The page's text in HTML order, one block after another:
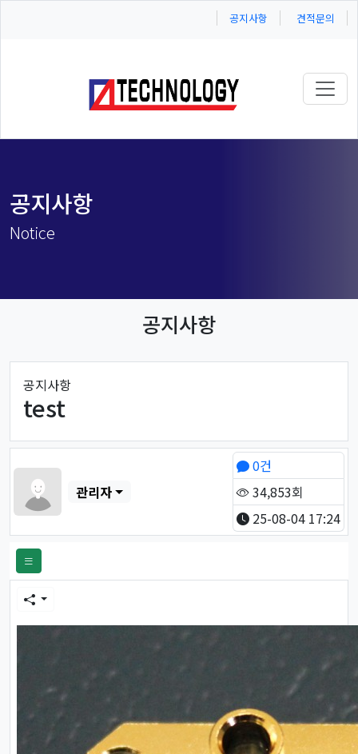
공지사항 견적문의
공지사항
Notice
공지사항
공지사항
test
관리자
0건
34,853회
25-08-04 17:24
본문